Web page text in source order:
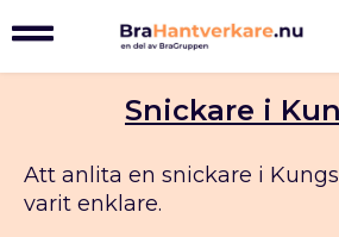
Snickare i
Att anlita en snickare i
varit enklare.